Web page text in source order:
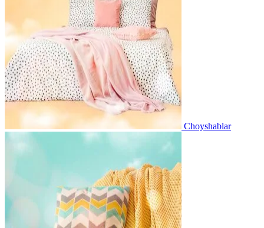
Choyshablar